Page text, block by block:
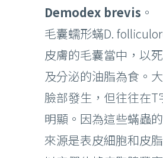
Demodex brevis 。
毛囊蠕形蟎D.
皮膚的毛囊當中，以
及分泌的油脂為食。
臉部發生，但往往在T
明顯。因為這些蟎蟲
來源是表皮細胞和皮